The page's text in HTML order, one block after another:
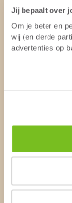
Jij bepaalt over
Om je beter en
wij (en derde
advertenties op